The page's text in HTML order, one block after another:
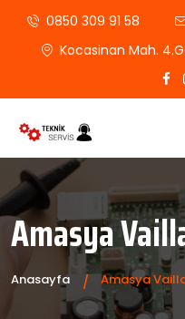
0850 309 91 58
Kocasinan Mah.
Amasya
Anasayfa Amasya